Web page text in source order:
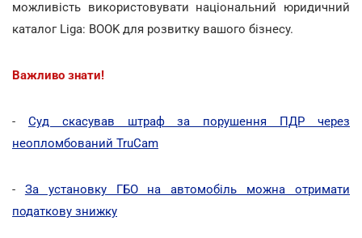
можливість використовувати національний юридичний
каталог Liga: BOOK для розвитку вашого бізнесу.
Важливо знати!
- Суд скасував штраф за порушення ПДР через
неопломбований TruCam
- За установку ГБО на автомобіль можна отримати
податкову знижку